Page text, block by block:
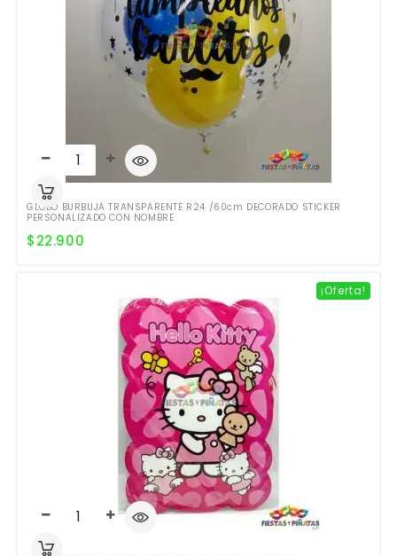
GLOBO BURBUJA TRANSPARENTE R24 /60cm DECORADO STICKER
PERSONALIZADO CON NOMBRE
$22.900
¡Oferta!